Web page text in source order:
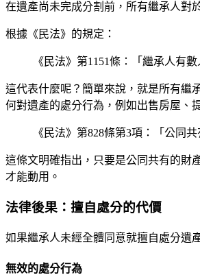
在遺產尚未完成分割前，所有繼承人對
根據《民法》的規定：
《民法》第1151條：「繼承人有
這代表什麼呢？簡單來說，就是所有繼
何對遺產的處分行為，例如出售房屋、
《民法》第828條第3項：「公同
這條文明確指出，只要是公同共有的財
才能動用。
法律後果：擅自處分的代價
如果繼承人未經全體同意就擅自處分遺
無效的處分行為